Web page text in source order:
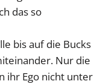
das so
bis auf die Bucks
Nur die
ihr Ego nicht unter